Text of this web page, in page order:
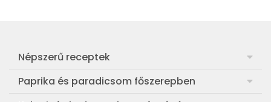
Népszerű receptek
Frankfurti leves
Egyszerű muffin
Paprika és paradicsom főszerepben